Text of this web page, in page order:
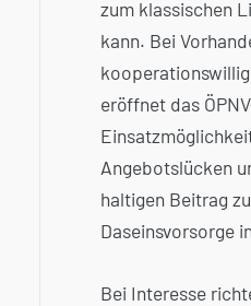
zum klassischen
kann. Bei
eröffnet das
Angebots­lücken
haltigen Beitrag
Daseins­vorsorge
Bei Interesse